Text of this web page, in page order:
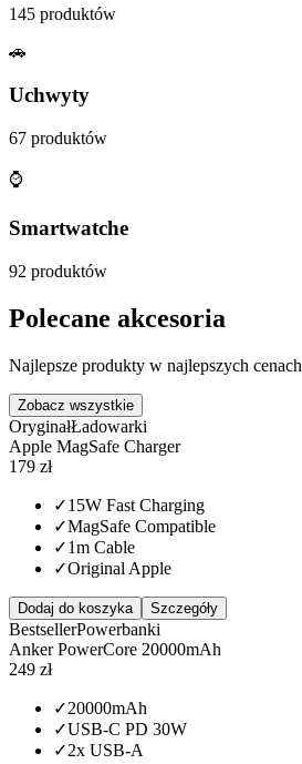
145 produktów
🚗
Uchwyty
67 produktów
⌚
Smartwatche
92 produktów
Polecane akcesoria
Najlepsze produkty w najlepszych cenach
Zobacz wszystkie
OryginałŁadowarki
Apple MagSafe Charger
179 zł
✓15W Fast Charging
✓MagSafe Compatible
✓1m Cable
✓Original Apple
Dodaj do koszyka Szczegóły
BestsellerPowerbanki
Anker PowerCore 20000mAh
249 zł
✓20000mAh
✓USB-C PD 30W
✓2x USB-A